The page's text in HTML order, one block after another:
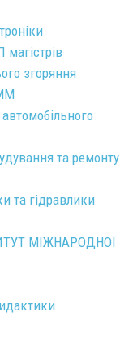
згоряння
та ремонту
та гідравлики
МІЖНАРОДНОЇ